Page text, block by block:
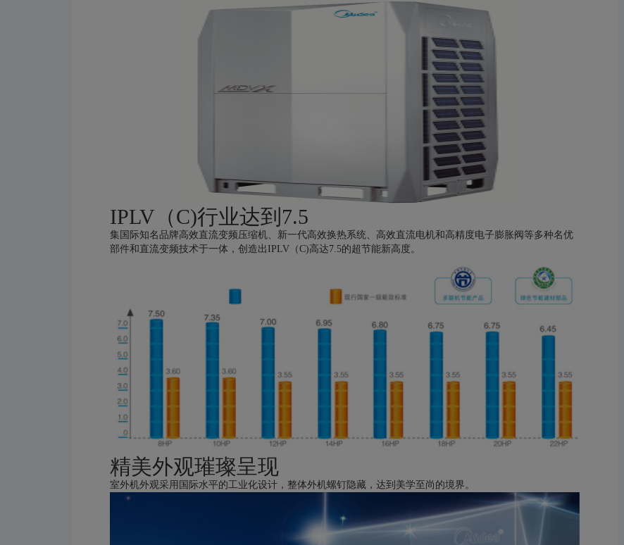
IPLV（C)行业达到7.5
集国际知名品牌高效直流变频压缩机、新一代高效换热系统、高效直流电机和高精度电子膨胀阀等多种名优
部件和直流变频技术于一体，创造出IPLV（C)高达7.5的超节能新高度。
精美外观璀璨呈现
室外机外观采用国际水平的工业化设计，整体外机螺钉隐藏，达到美学至尚的境界。